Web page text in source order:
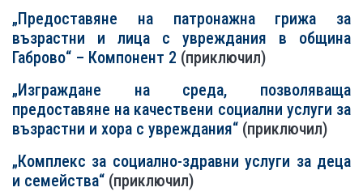
„Предоставяне на патронажна грижа за
възрастни и лица с увреждания в община
Габрово“ – Компонент 2 (приключил)
„Изграждане на среда, позволяваща
предоставяне на качествени социални услуги за
възрастни и хора с увреждания“ (приключил)
„Комплекс за социално-здравни услуги за деца
и семейства“ (приключил)